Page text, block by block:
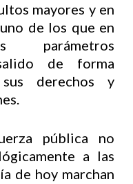
mayores y en
de los que en
de forma
derechos y
pública no
a las
de hoy marchan